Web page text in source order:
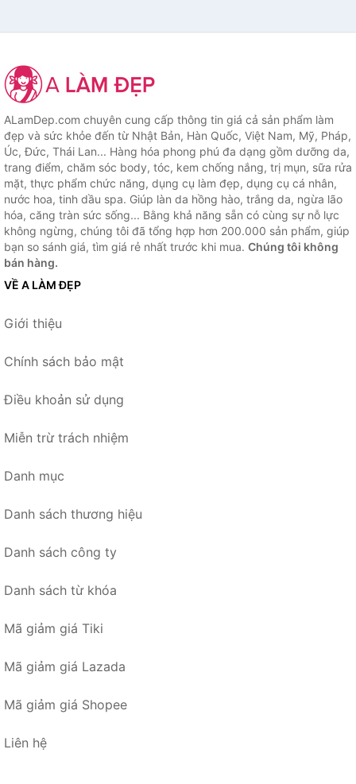
ALamDep.com chuyên cung cấp thông tin giá cả sản phẩm làm
đẹp và sức khỏe đến từ Nhật Bản, Hàn Quốc, Việt Nam, Mỹ, Pháp,
Úc, Đức, Thái Lan... Hàng hóa phong phú đa dạng gồm dưỡng da,
trang điểm, chăm sóc body, tóc, kem chống nắng, trị mụn, sữa rửa
mặt, thực phẩm chức năng, dụng cụ làm đẹp, dụng cụ cá nhân,
nước hoa, tinh dầu spa. Giúp làn da hồng hào, trắng da, ngừa lão
hóa, căng tràn sức sống... Bằng khả năng sẵn có cùng sự nỗ lực
không ngừng, chúng tôi đã tổng hợp hơn 200.000 sản phẩm, giúp
bạn so sánh giá, tìm giá rẻ nhất trước khi mua. Chúng tôi không
bán hàng.
VỀ A LÀM ĐẸP
Giới thiệu
Chính sách bảo mật
Điều khoản sử dụng
Miễn trừ trách nhiệm
Danh mục
Danh sách thương hiệu
Danh sách công ty
Danh sách từ khóa
Mã giảm giá Tiki
Mã giảm giá Lazada
Mã giảm giá Shopee
Liên hệ